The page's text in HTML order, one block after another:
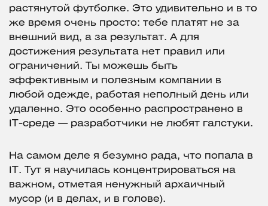
растянутой футболке. Это удивительно и в то
же время очень просто: тебе платят не за
внешний вид, а за результат. А для
достижения результата нет правил или
ограничений. Ты можешь быть
эффективным и полезным компании в
любой одежде, работая неполный день или
удаленно. Это особенно распространено в
IT-среде — разработчики не любят галстуки.
На самом деле я безумно рада, что попала в
IT. Тут я научилась концентрироваться на
важном, отметая ненужный архаичный
мусор (и в делах, и в голове).